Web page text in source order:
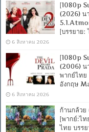
[1080p
(2026) น
[บรรยาย
6 สิงหาคม 2026
[1080p
(2006) น
พากย์ไท
อังกฤษ
6 สิงหาคม 2026
ก้านกล้ว
[พากย์:ไท
ไทย บรร